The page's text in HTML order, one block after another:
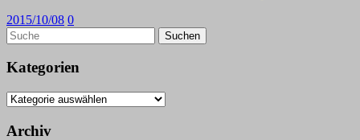
2015/10/08 0
Kategorien
Kategorien
Archiv